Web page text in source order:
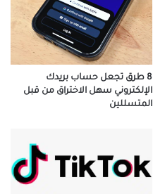
8 طرق تجعل حساب بريدك
الإلكتروني سهل الاختراق من قبل
المتسللين